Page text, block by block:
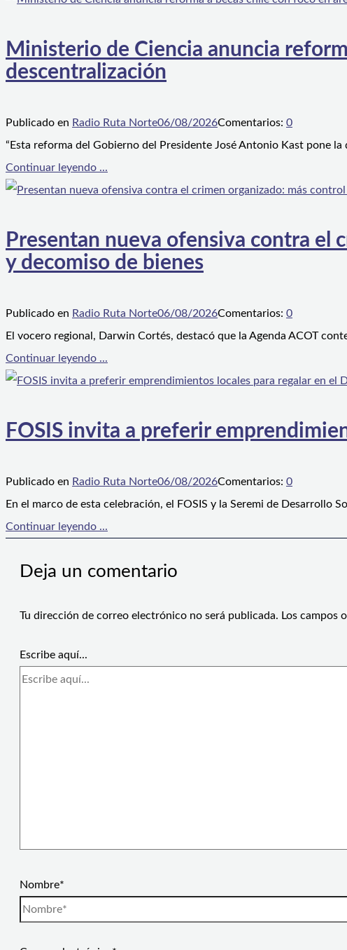
Ministerio de Ciencia anuncia
descentralización
Publicado en Radio Ruta Norte06/08/2026Comentarios: 0
“Esta reforma del Gobierno del Presidente José Antonio Kast pone
Continuar leyendo ...
Presentan nueva ofensiva contra el
y decomiso de bienes
Publicado en Radio Ruta Norte06/08/2026Comentarios: 0
El vocero regional, Darwin Cortés, destacó que la Agenda ACOT
Continuar leyendo ...
FOSIS invita a preferir
Publicado en Radio Ruta Norte06/08/2026Comentarios: 0
En el marco de esta celebración, el FOSIS y la Seremi de Desarrollo
Continuar leyendo ...
Deja un comentario
Tu dirección de correo electrónico no será publicada. Los campos
Escribe aquí...
Nombre*